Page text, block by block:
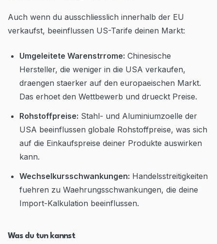
Auch wenn du ausschliesslich innerhalb der EU
verkaufst, beeinflussen US-Tarife deinen Markt:
Umgeleitete Warenstrrome: Chinesische
Hersteller, die weniger in die USA verkaufen,
draengen staerker auf den europaeischen Markt.
Das erhoet den Wettbewerb und drueckt Preise.
Rohstoffpreise: Stahl- und Aluminiumzoelle der
USA beeinflussen globale Rohstoffpreise, was sich
auf die Einkaufspreise deiner Produkte auswirken
kann.
Wechselkursschwankungen: Handelsstreitigkeiten
fuehren zu Waehrungsschwankungen, die deine
Import-Kalkulation beeinflussen.
Was du tun kannst